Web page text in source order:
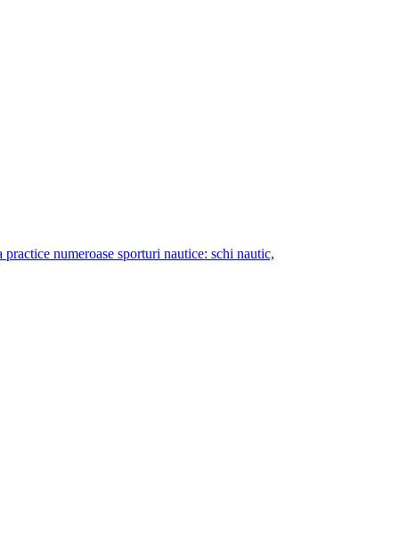
numeroase sporturi nautice: schi nautic,